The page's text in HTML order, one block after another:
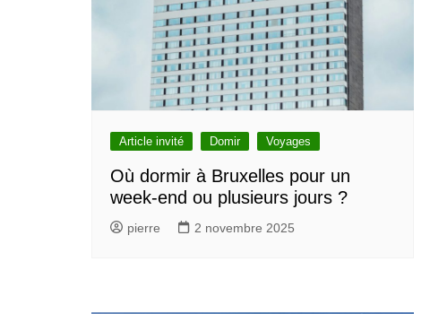
Bruxelles quand il pleut
Les meilleurs endroits de
Bruxelles
Brusselslife
Acheter en ligne à Bruxelles
Acheter local à Bruxelles
Bruxelles BIO!
🏛️
meilleurs
🌳
meilleurs
Article invité Domir Voyages
Où dormir à Bruxelles pour un
week-end ou plusieurs jours ?
pierre 2 novembre 2025